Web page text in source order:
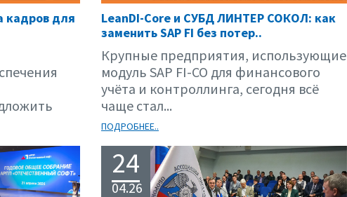
кадров для
LeanDI-Core и СУБД ЛИНТЕР СОКОЛ: как
заменить SAP FI без потер..
Крупные предприятия, использующие
модуль SAP FI-CO для финансового
учёта и контроллинга, сегодня всё
чаще стал...
ПОДРОБНЕЕ..
24
04.26